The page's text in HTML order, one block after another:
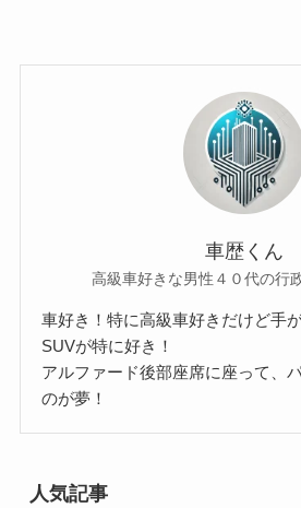
車歴くん
高級車好きな男性４０代の行
車好き！特に高級車好きだけど手
SUVが特に好き！
アルファード後部座席に座って、
のが夢！
人気記事